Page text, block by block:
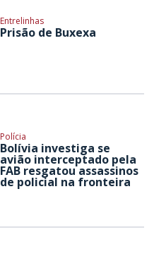
Entrelinhas
Prisão de Buxexa
Polícia
Bolívia investiga se
avião interceptado pela
FAB resgatou assassinos
de policial na fronteira